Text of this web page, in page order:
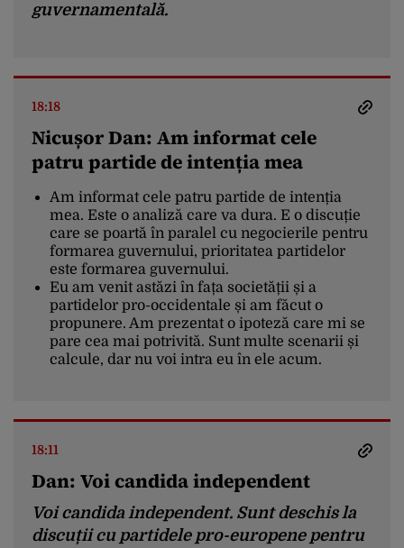
guvernamentală.
18:18
Nicușor Dan: Am informat cele
patru partide de intenția mea
Am informat cele patru partide de intenția
mea. Este o analiză care va dura. E o discuție
care se poartă în paralel cu negocierile pentru
formarea guvernului, prioritatea partidelor
este formarea guvernului.
Eu am venit astăzi în fața societății și a
partidelor pro-occidentale și am făcut o
propunere. Am prezentat o ipoteză care mi se
pare cea mai potrivită. Sunt multe scenarii și
calcule, dar nu voi intra eu în ele acum.
18:11
Dan: Voi candida independent
Voi candida independent. Sunt deschis la
discuții cu partidele pro-europene pentru